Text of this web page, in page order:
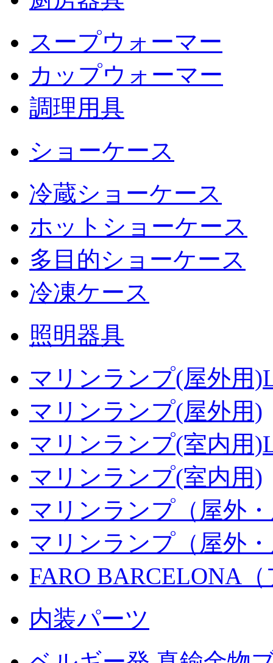
スープウォーマー
カップウォーマー
調理用具
ショーケース
冷蔵ショーケース
ホットショーケース
多目的ショーケース
冷凍ケース
照明器具
マリンランプ(屋外用
マリンランプ(屋外用)
マリンランプ(室内用
マリンランプ(室内用)
マリンランプ（屋外
マリンランプ（屋外
FARO BARCELONA
内装パーツ